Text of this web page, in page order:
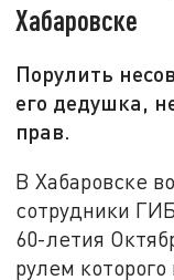
Хабаровске
Порулить
его дедушка,
прав.
В Хабаровске
сотрудники
60-летия
рулем